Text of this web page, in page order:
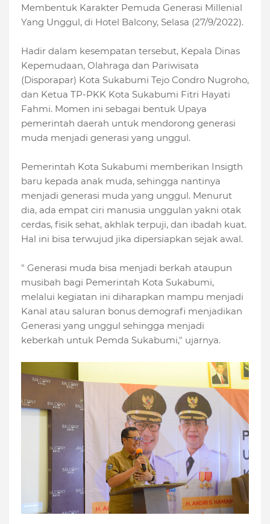
Membentuk Karakter Pemuda Generasi Millenial
Yang Unggul, di Hotel Balcony, Selasa (27/9/2022).
Hadir dalam kesempatan tersebut, Kepala Dinas
Kepemudaan, Olahraga dan Pariwisata
(Disporapar) Kota Sukabumi Tejo Condro Nugroho,
dan Ketua TP-PKK Kota Sukabumi Fitri Hayati
Fahmi. Momen ini sebagai bentuk Upaya
pemerintah daerah untuk mendorong generasi
muda menjadi generasi yang unggul.
Pemerintah Kota Sukabumi memberikan Insigth
baru kepada anak muda, sehingga nantinya
menjadi generasi muda yang unggul. Menurut
dia, ada empat ciri manusia unggulan yakni otak
cerdas, fisik sehat, akhlak terpuji, dan ibadah kuat.
Hal ini bisa terwujud jika dipersiapkan sejak awal.
" Generasi muda bisa menjadi berkah ataupun
musibah bagi Pemerintah Kota Sukabumi,
melalui kegiatan ini diharapkan mampu menjadi
Kanal atau saluran bonus demografi menjadikan
Generasi yang unggul sehingga menjadi
keberkah untuk Pemda Sukabumi," ujarnya.